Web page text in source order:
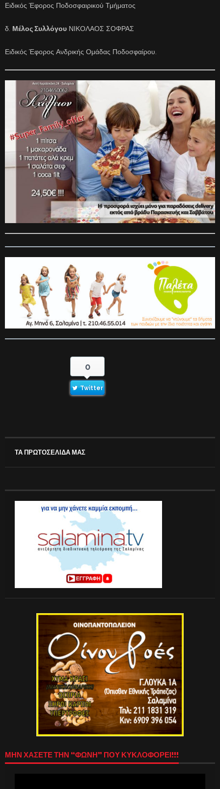
Ειδικός Έφορος Ποδοσφαιρικού Τμήματος
δ. Μέλος Συλλόγου ΝΙΚΟΛΑΟΣ ΣΟΦΡΑΣ
Ειδικός Έφορος Ανδρικής Ομάδας Ποδοσφαίρου.
0
Twitter
ΤΑ ΠΡΩΤΟΣΕΛΙΔΑ ΜΑΣ
ΜΗΝ ΧΑΣΕΤΕ ΤΗΝ “ΦΩΝΗ” ΠΟΥ ΚΥΚΛΟΦΟΡΕΙ!!!